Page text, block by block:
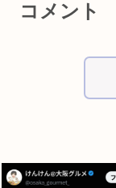
コメント